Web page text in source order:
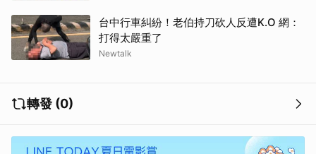
台中行車糾紛！老伯持刀砍人反遭K.O 網：
打得太嚴重了
Newtalk
轉發 (0)